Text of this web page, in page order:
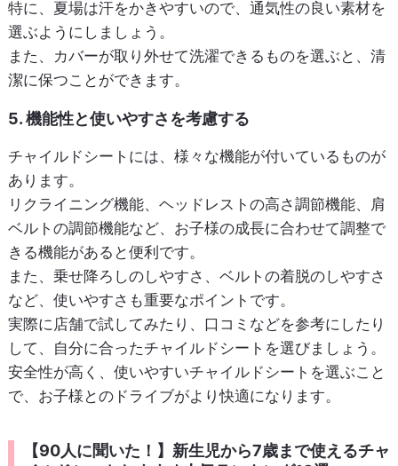
特に、夏場は汗をかきやすいので、通気性の良い素材を
選ぶようにしましょう。
また、カバーが取り外せて洗濯できるものを選ぶと、清
潔に保つことができます。
5. 機能性と使いやすさを考慮する
チャイルドシートには、様々な機能が付いているものが
あります。
リクライニング機能、ヘッドレストの高さ調節機能、肩
ベルトの調節機能など、お子様の成長に合わせて調整で
きる機能があると便利です。
また、乗せ降ろしのしやすさ、ベルトの着脱のしやすさ
など、使いやすさも重要なポイントです。
実際に店舗で試してみたり、口コミなどを参考にしたり
して、自分に合ったチャイルドシートを選びましょう。
安全性が高く、使いやすいチャイルドシートを選ぶこと
で、お子様とのドライブがより快適になります。
【90人に聞いた！】新生児から7歳まで使えるチャ